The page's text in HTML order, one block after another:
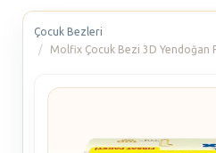
Çocuk Bezleri
Molfix Çocuk Bezi 3D Yendoğan